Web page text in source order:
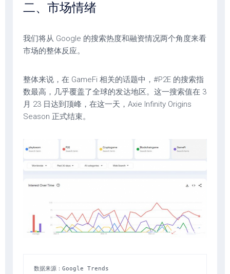
二、市场情绪
我们将从 Google 的搜索热度和融资情况两个角度来看
市场的整体反应。
整体来说，在 GameFi 相关的话题中，#P2E 的搜索指
数最高，几乎覆盖了全球的发达地区。这一搜索值在 3
月 23 日达到顶峰，在这一天，Axie Infinity Origins
Season 正式结束。
数据来源：Google Trends